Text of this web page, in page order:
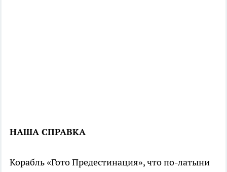
НАША СПРАВКА
Корабль «Гото Предестинация», что по-латыни